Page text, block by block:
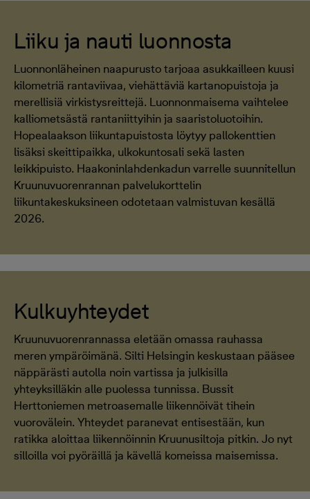
Liiku ja nauti luonnosta
Luonnonläheinen naapurusto tarjoaa asukkailleen kuusi
kilometriä rantaviivaa, viehättäviä kartanopuistoja ja
merellisiä virkistysreittejä. Luonnonmaisema vaihtelee
kalliometsästä rantaniittyihin ja saaristoluotoihin.
Hopealaakson liikuntapuistosta löytyy pallokenttien
lisäksi skeittipaikka, ulkokuntosali sekä lasten
leikkipuisto. Haakoninlahdenkadun varrelle suunnitellun
Kruunuvuorenrannan palvelukorttelin
liikuntakeskuksineen odotetaan valmistuvan kesällä
2026.
Kulkuyhteydet
Kruunuvuorenrannassa eletään omassa rauhassa
meren ympäröimänä. Silti Helsingin keskustaan pääsee
näppärästi autolla noin vartissa ja julkisilla
yhteyksilläkin alle puolessa tunnissa. Bussit
Herttoniemen metroasemalle liikennöivät tihein
vuorovälein. Yhteydet paranevat entisestään, kun
ratikka aloittaa liikennöinnin Kruunusiltoja pitkin. Jo nyt
silloilla voi pyöräillä ja kävellä komeissa maisemissa.